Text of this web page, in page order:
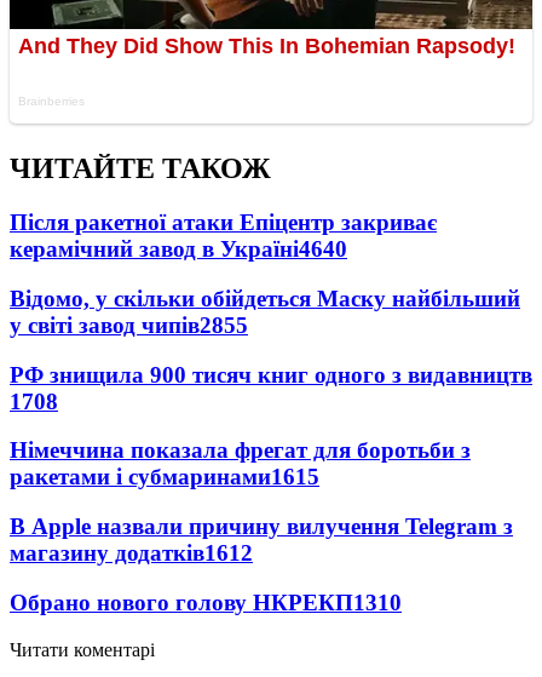
ЧИТАЙТЕ ТАКОЖ
Після ракетної атаки Епіцентр закриває
керамічний завод в Україні4640
Відомо, у скільки обійдеться Маску найбільший
у світі завод чипів2855
РФ знищила 900 тисяч книг одного з видавництв
1708
Німеччина показала фрегат для боротьби з
ракетами і субмаринами1615
В Apple назвали причину вилучення Telegram з
магазину додатків1612
Обрано нового голову НКРЕКП1310
Читати коментарі